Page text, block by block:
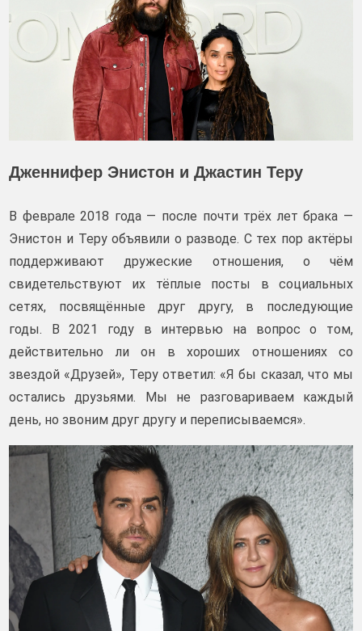
Дженнифер Энистон и Джастин Теру
В феврале 2018 года — после почти трёх лет брака —
Энистон и Теру объявили о разводе. С тех пор актёры
поддерживают дружеские отношения, о чём
свидетельствуют их тёплые посты в социальных
сетях, посвящённые друг другу, в последующие
годы. В 2021 году в интервью на вопрос о том,
действительно ли он в хороших отношениях со
звездой «Друзей», Теру ответил: «Я бы сказал, что мы
остались друзьями. Мы не разговариваем каждый
день, но звоним друг другу и переписываемся».